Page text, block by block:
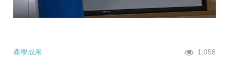
產學成果 1,058